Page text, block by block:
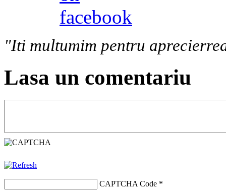
"Iti multumim pentru
Lasa un comentariu
CAPTCHA Code *